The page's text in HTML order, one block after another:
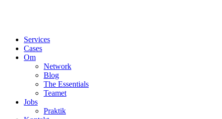
Services
Cases
Om
Network
Blog
The Essentials
Teamet
Jobs
Praktik